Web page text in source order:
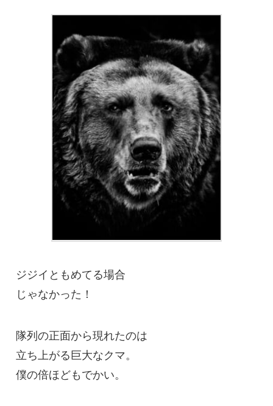
ジジイともめてる場合
じゃなかった！
隊列の正面から現れたのは
立ち上がる巨大なクマ。
僕の倍ほどもでかい。